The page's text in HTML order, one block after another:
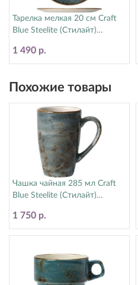
Тарелка мелкая 20 см Craft
Blue Steelite (Стилайт)
1 490 р.
Похожие товары
Чашка чайная 285 мл Craft
Blue Steelite (Стилайт)
1 750 р.